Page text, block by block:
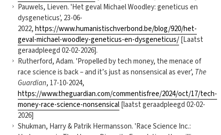
Pauwels, Lieven. 'Het geval Michael Woodley: geneticus en
dysgeneticus', 23-06-
2022,https://www.humanistischverbond.be/blog/920/het-
geval-michael-woodley-geneticus-en-dysgeneticus/[Laatst
geraadpleegd 02-02-2026].
Rutherford, Adam. 'Propelled by tech money, the menace of
race science is back – and it’s just as nonsensical as ever', The
Guardian, 17-10-2024,
https://www.theguardian.com/commentisfree/2024/oct/17/tech-
money-race-science-nonsensical[laatst geraadpleegd 02-02-
2026]
Shukman, Harry & Patrik Hermansson. 'Race Science Inc.: